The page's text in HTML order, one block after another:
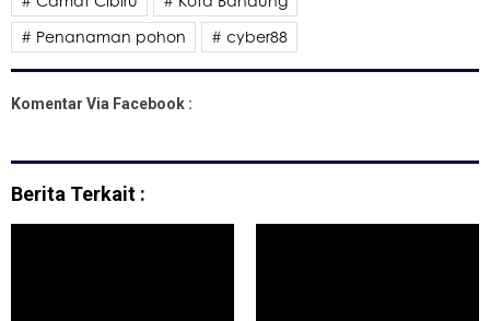
# Penanaman pohon
# cyber88
Komentar Via Facebook :
Berita Terkait :